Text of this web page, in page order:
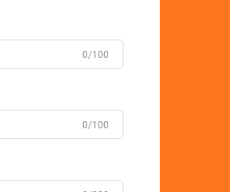
0/100
0/100